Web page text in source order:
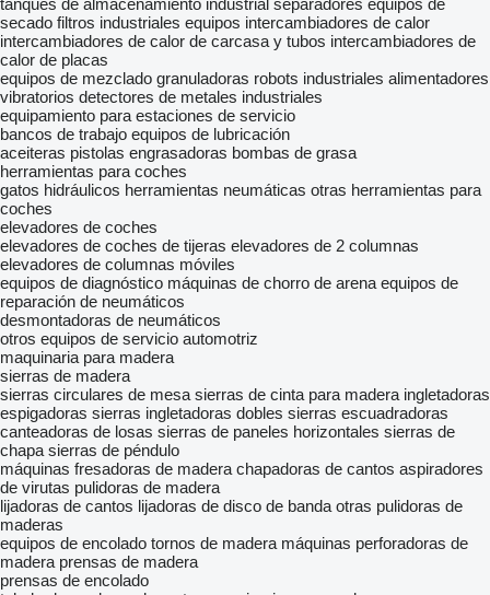
secado filtros industriales equipos intercambiadores de calor
intercambiadores de calor de carcasa y tubos intercambiadores de
calor de placas
equipos de mezclado granuladoras robots industriales alimentadores
vibratorios detectores de metales industriales
equipamiento para estaciones de servicio
bancos de trabajo equipos de lubricación
aceiteras pistolas engrasadoras bombas de grasa
herramientas para coches
gatos hidráulicos herramientas neumáticas otras herramientas para
coches
elevadores de coches
elevadores de coches de tijeras elevadores de 2 columnas
elevadores de columnas móviles
equipos de diagnóstico máquinas de chorro de arena equipos de
reparación de neumáticos
desmontadoras de neumáticos
otros equipos de servicio automotriz
maquinaria para madera
sierras de madera
sierras circulares de mesa sierras de cinta para madera ingletadoras
espigadoras sierras ingletadoras dobles sierras escuadradoras
canteadoras de losas sierras de paneles horizontales sierras de
chapa sierras de péndulo
máquinas fresadoras de madera chapadoras de cantos aspiradores
de virutas pulidoras de madera
lijadoras de cantos lijadoras de disco de banda otras pulidoras de
maderas
equipos de encolado tornos de madera máquinas perforadoras de
madera prensas de madera
prensas de encolado